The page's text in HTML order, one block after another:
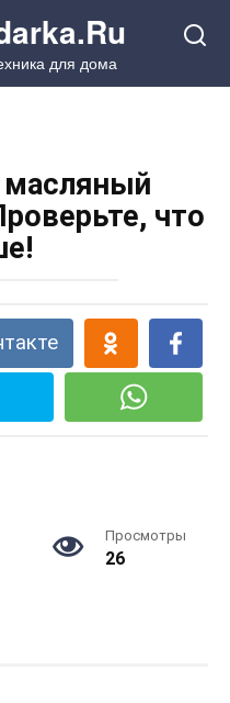
для дома
масляный
что
Просмотры
26